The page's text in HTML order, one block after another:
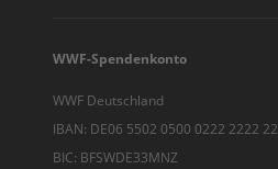
WWF-Spendenkonto
WWF Deutschland
IBAN: DE06 5502 0500 0222 2222 22
BIC: BFSWDE33MNZ